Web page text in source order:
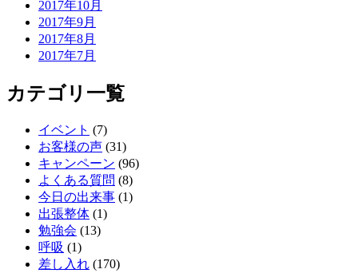
2017年10月
2017年9月
2017年8月
2017年7月
カテゴリ一覧
イベント (7)
お客様の声 (31)
キャンペーン (96)
よくある質問 (8)
今日の出来事 (1)
出張整体 (1)
勉強会 (13)
呼吸 (1)
差し入れ (170)